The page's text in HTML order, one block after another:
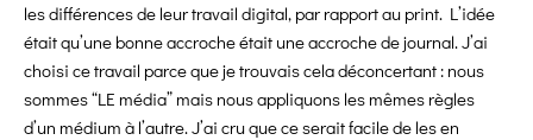
les différences de leur travail digital, par rapport au print. L’idée
était qu’une bonne accroche était une accroche de journal. J’ai
choisi ce travail parce que je trouvais cela déconcertant : nous
sommes “LE média” mais nous appliquons les mêmes règles
d’un médium à l’autre. J’ai cru que ce serait facile de les en